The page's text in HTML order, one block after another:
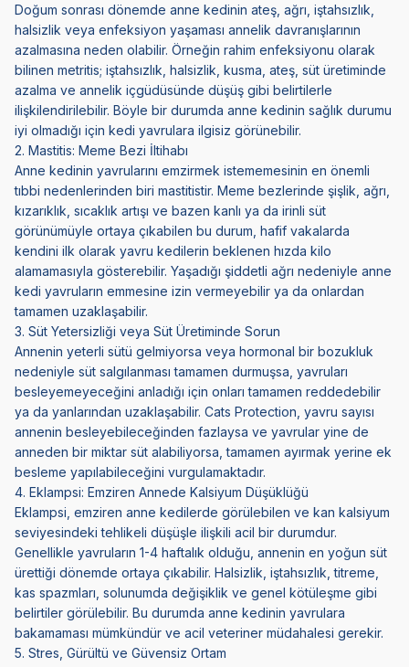
Doğum sonrası dönemde anne kedinin ateş, ağrı, iştahsızlık,
halsizlik veya enfeksiyon yaşaması annelik davranışlarının
azalmasına neden olabilir. Örneğin rahim enfeksiyonu olarak
bilinen metritis; iştahsızlık, halsizlik, kusma, ateş, süt üretiminde
azalma ve annelik içgüdüsünde düşüş gibi belirtilerle
ilişkilendirilebilir. Böyle bir durumda anne kedinin sağlık durumu
iyi olmadığı için kedi yavrulara ilgisiz görünebilir.
2. Mastitis: Meme Bezi İltihabı
Anne kedinin yavrularını emzirmek istememesinin en önemli
tıbbi nedenlerinden biri mastitistir. Meme bezlerinde şişlik, ağrı,
kızarıklık, sıcaklık artışı ve bazen kanlı ya da irinli süt
görünümüyle ortaya çıkabilen bu durum, hafif vakalarda
kendini ilk olarak yavru kedilerin beklenen hızda kilo
alamamasıyla gösterebilir. Yaşadığı şiddetli ağrı nedeniyle anne
kedi yavruların emmesine izin vermeyebilir ya da onlardan
tamamen uzaklaşabilir.
3. Süt Yetersizliği veya Süt Üretiminde Sorun
Annenin yeterli sütü gelmiyorsa veya hormonal bir bozukluk
nedeniyle süt salgılanması tamamen durmuşsa, yavruları
besleyemeyeceğini anladığı için onları tamamen reddedebilir
ya da yanlarından uzaklaşabilir. Cats Protection, yavru sayısı
annenin besleyebileceğinden fazlaysa ve yavrular yine de
anneden bir miktar süt alabiliyorsa, tamamen ayırmak yerine ek
besleme yapılabileceğini vurgulamaktadır.
4. Eklampsi: Emziren Annede Kalsiyum Düşüklüğü
Eklampsi, emziren anne kedilerde görülebilen ve kan kalsiyum
seviyesindeki tehlikeli düşüşle ilişkili acil bir durumdur.
Genellikle yavruların 1-4 haftalık olduğu, annenin en yoğun süt
ürettiği dönemde ortaya çıkabilir. Halsizlik, iştahsızlık, titreme,
kas spazmları, solunumda değişiklik ve genel kötüleşme gibi
belirtiler görülebilir. Bu durumda anne kedinin yavrulara
bakamaması mümkündür ve acil veteriner müdahalesi gerekir.
5. Stres, Gürültü ve Güvensiz Ortam